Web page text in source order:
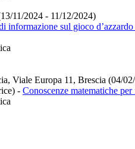
11/2024 - 11/12/2024)
sul gioco
Viale Europa 11, Brescia (04/
- Conoscenze matematiche